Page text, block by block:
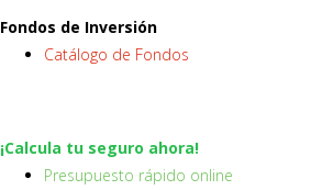
Fondos de Inversión
Catálogo de Fondos
¡Calcula tu seguro ahora!
Presupuesto rápido online